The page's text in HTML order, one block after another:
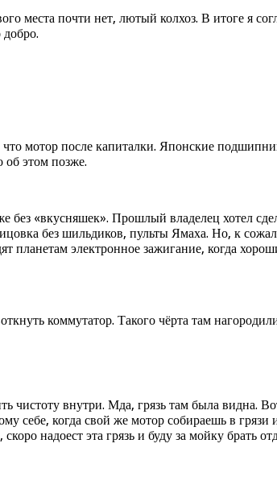
почти нет, лютый колхоз. В итоге я
мотор после капиталки. Японские
этом позже.
«вкусняшек». Прошлый владелец хотел
без шильдиков, пульты Ямаха. Но, к
планетам электронное зажигание, когда
коммутатор. Такого чёрта там
чистоту внутри. Мда, грязь там была видна.
себе, когда свой же мотор собираешь в
надоест эта грязь и буду за мойку брать